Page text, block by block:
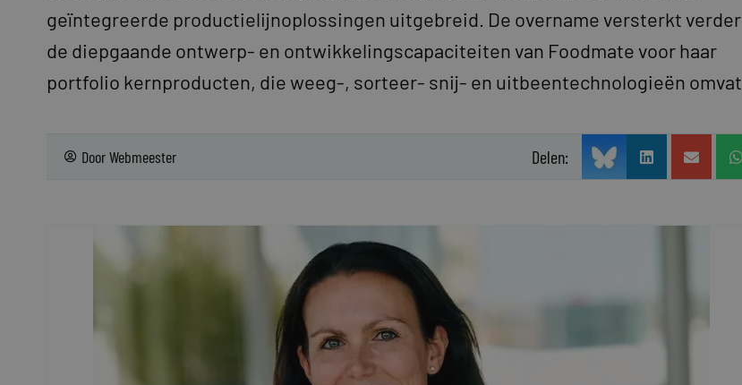
geïntegreerde productielijnoplossingen uitgebreid. De overname versterkt verder
de diepgaande ontwerp- en ontwikkelingscapaciteiten van Foodmate voor haar
portfolio kernproducten, die weeg-, sorteer- snij- en uitbeentechnologieën omvat.
DoorWebmeester Delen: